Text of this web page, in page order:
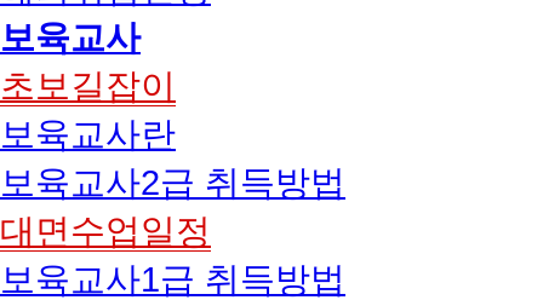
보육교사
초보길잡이
보육교사란
보육교사2급 취득방법
대면수업일정
보육교사1급 취득방법